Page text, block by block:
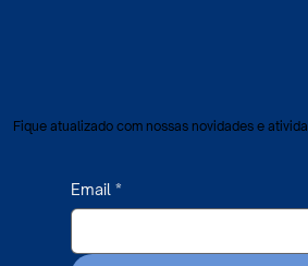
Fique atualizado com nossas novidades e
Email *